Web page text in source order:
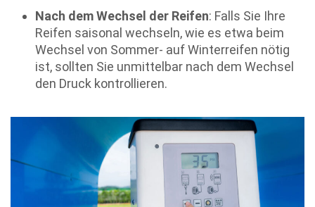
Nach dem Wechsel der Reifen: Falls Sie Ihre
Reifen saisonal wechseln, wie es etwa beim
Wechsel von Sommer- auf Winterreifen nötig
ist, sollten Sie unmittelbar nach dem Wechsel
den Druck kontrollieren.